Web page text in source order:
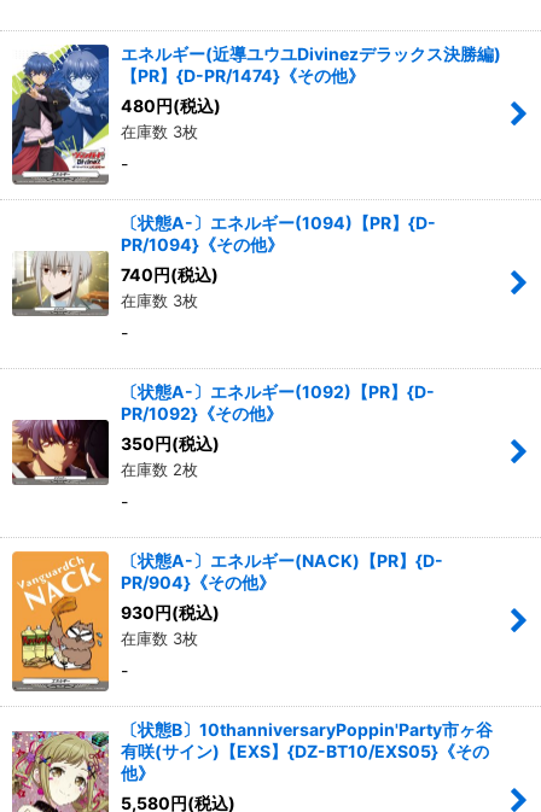
エネルギー(近導ユウユDivinezデラックス決勝編)
【PR】{D-PR/1474}《その他》
480円(税込)
在庫数 3枚
-
〔状態A-〕エネルギー(1094)【PR】{D-
PR/1094}《その他》
740円(税込)
在庫数 3枚
-
〔状態A-〕エネルギー(1092)【PR】{D-
PR/1092}《その他》
350円(税込)
在庫数 2枚
-
〔状態A-〕エネルギー(NACK)【PR】{D-
PR/904}《その他》
930円(税込)
在庫数 3枚
-
〔状態B〕10thanniversaryPoppin'Party市ヶ谷
有咲(サイン)【EXS】{DZ-BT10/EXS05}《その
他》
5,580円(税込)